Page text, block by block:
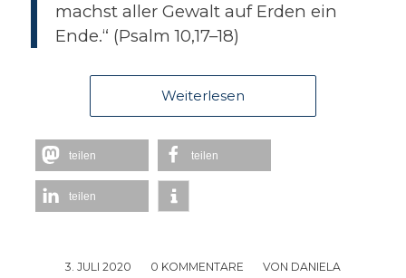
machst aller Gewalt auf Erden ein
Ende.“ (Psalm 10,17–18)
Weiterlesen
teilen teilen
teilen
3. JULI 2020
/ 0 KOMMENTARE
/ VON DANIELA